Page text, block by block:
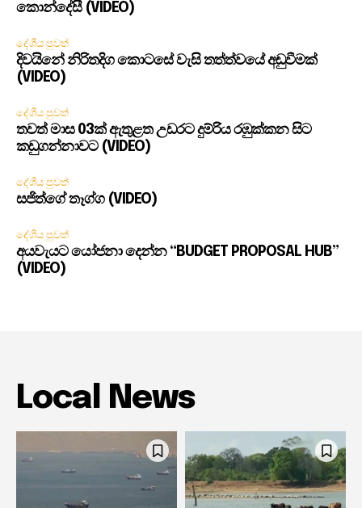
කොන්දේසී (VIDEO)
දේශීය පුවත්
දිවයිනේ නිරිතදිග කොටසේ වැසි තත්ත්වයේ අඩුවීමක්
(VIDEO)
දේශීය පුවත්
තවත් මාස 03ක් ඇතුළත උඩරට දුම්රිය රඹුක්කන සිට
කඩුගන්නාවට (VIDEO)
දේශීය පුවත්
සජිත්ගේ තෑග්ග (VIDEO)
දේශීය පුවත්
අයවැයට යෝජනා දෙන්න “BUDGET PROPOSAL HUB”
(VIDEO)
Local News